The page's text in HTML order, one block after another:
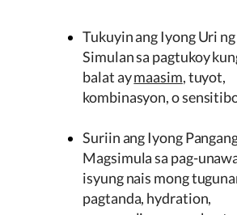
Tukuyin ang Iyong Uri
Simulan sa pagtukoy
balat aymaasim, tuyot,
kombinasyon, o
Suriin ang Iyong
Magsimula sa pag-
isyung nais mong
pagtanda, hydration,